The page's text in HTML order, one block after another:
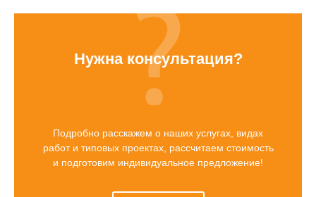
Нужна консультация?
Подробно расскажем о наших услугах, видах
работ и типовых проектах, рассчитаем стоимость
и подготовим индивидуальное предложение!